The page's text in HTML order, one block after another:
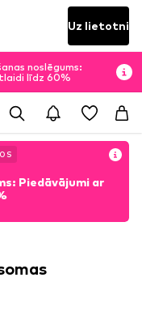
Uz lietotni
noslēgums:
līdz 60%
S
Piedāvājumi ar